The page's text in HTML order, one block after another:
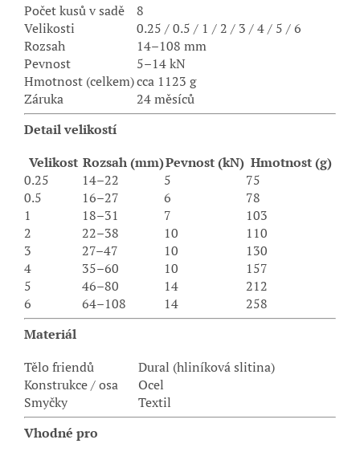
Počet kusů v sadě
8
Velikosti
0.25 / 0.5 / 1 / 2 / 3 / 4 / 5 / 6
Rozsah
14–108 mm
Pevnost
5–14 kN
Hmotnost (celkem)cca 1123 g
Záruka
24 měsíců
Detail velikostí
Velikost Rozsah (mm)Pevnost (kN) Hmotnost (g)
0.25
14–22 5
75
0.5
16–27 6
78
1
18–31 7
103
2
22–38 10
110
3
27–47 10
130
4
35–60 10
157
5
46–80 14
212
6
64–108 14
258
Materiál
Tělo friendů
Dural (hliníková slitina)
Konstrukce / osa
Ocel
Smyčky
Textil
Vhodné pro